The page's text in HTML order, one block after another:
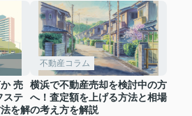
売
ステ
を解
不動産コラム
横浜で不動産売却を検討中の方
へ！査定額を上げる方法と相場
の考え方を解説